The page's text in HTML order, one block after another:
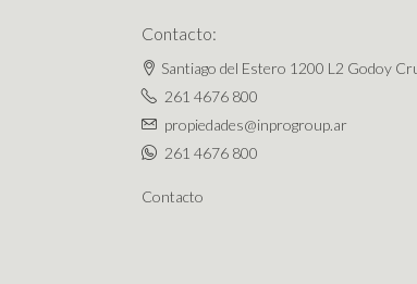
Contacto:
Santiago del Estero 1200 L2 Godoy
261 4676 800
propiedades@inprogroup.ar
261 4676 800
Contacto